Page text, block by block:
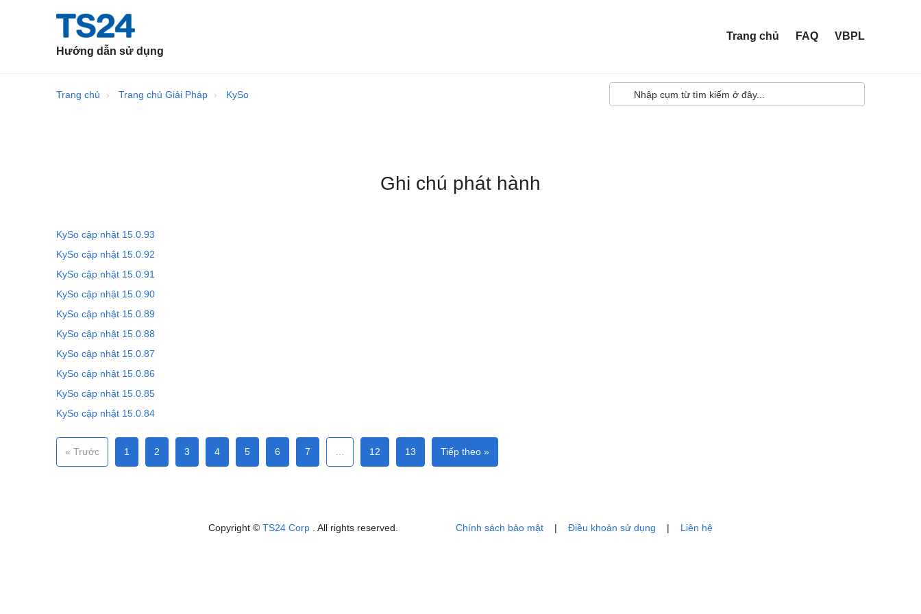
Hướng dẫn sử dụng
Trang chủ FAQ VBPL
Trang chủ Trang chủ Giải Pháp KySo
Ghi chú phát hành
KySo cập nhật 15.0.93
KySo cập nhật 15.0.92
KySo cập nhật 15.0.91
KySo cập nhật 15.0.90
KySo cập nhật 15.0.89
KySo cập nhật 15.0.88
KySo cập nhật 15.0.87
KySo cập nhật 15.0.86
KySo cập nhật 15.0.85
KySo cập nhật 15.0.84
« Trước 1 2 3 4 5 6 7 12 13 Tiếp theo »
Copyright © TS24 Corp . All rights reserved. Chính sách bảo mật | Điều khoản sử dụng | Liên hệ